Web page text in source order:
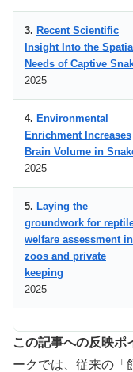
3. Recent Scientific
Insight Into the
Needs of Captive
2025
4. Environmental
Enrichment Increases
Brain Volume in
2025
5. Laying the
groundwork for
welfare assessment in
zoos and private
keeping
2025
この記事への反映ポ
ークでは、従来の「